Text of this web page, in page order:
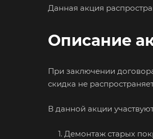
Данная акция
Описание
При заключении
скидка не
В данной акции
1. Демонтаж старых